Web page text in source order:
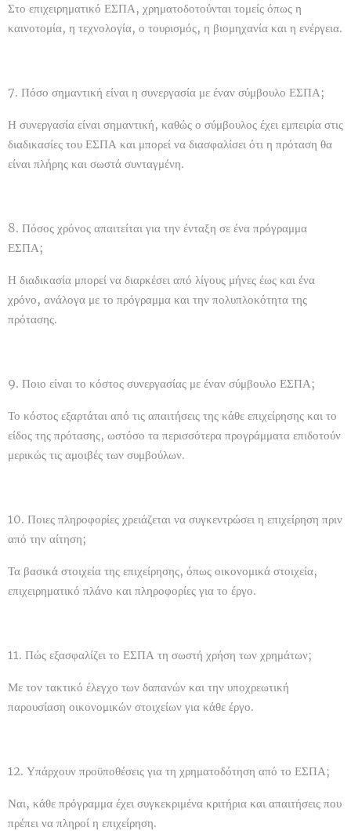
Στο επιχειρηματικό ΕΣΠΑ, χρηματοδοτούνται τομείς όπως η
καινοτομία, η τεχνολογία, ο τουρισμός, η βιομηχανία και η ενέργεια.
7. Πόσο σημαντική είναι η συνεργασία με έναν σύμβουλο ΕΣΠΑ;
Η συνεργασία είναι σημαντική, καθώς ο σύμβουλος έχει εμπειρία στις
διαδικασίες του ΕΣΠΑ και μπορεί να διασφαλίσει ότι η πρόταση θα
είναι πλήρης και σωστά συνταγμένη.
8. Πόσος χρόνος απαιτείται για την ένταξη σε ένα πρόγραμμα
ΕΣΠΑ;
Η διαδικασία μπορεί να διαρκέσει από λίγους μήνες έως και ένα
χρόνο, ανάλογα με το πρόγραμμα και την πολυπλοκότητα της
πρότασης.
9. Ποιο είναι το κόστος συνεργασίας με έναν σύμβουλο ΕΣΠΑ;
Το κόστος εξαρτάται από τις απαιτήσεις της κάθε επιχείρησης και το
είδος της πρότασης, ωστόσο τα περισσότερα προγράμματα επιδοτούν
μερικώς τις αμοιβές των συμβούλων.
10. Ποιες πληροφορίες χρειάζεται να συγκεντρώσει η επιχείρηση πριν
από την αίτηση;
Τα βασικά στοιχεία της επιχείρησης, όπως οικονομικά στοιχεία,
επιχειρηματικό πλάνο και πληροφορίες για το έργο.
11. Πώς εξασφαλίζει το ΕΣΠΑ τη σωστή χρήση των χρημάτων;
Με τον τακτικό έλεγχο των δαπανών και την υποχρεωτική
παρουσίαση οικονομικών στοιχείων για κάθε έργο.
12. Υπάρχουν προϋποθέσεις για τη χρηματοδότηση από το ΕΣΠΑ;
Ναι, κάθε πρόγραμμα έχει συγκεκριμένα κριτήρια και απαιτήσεις που
πρέπει να πληροί η επιχείρηση.